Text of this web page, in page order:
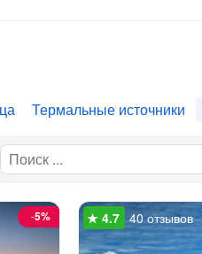
Термальные источники
-5% 40 отзывов